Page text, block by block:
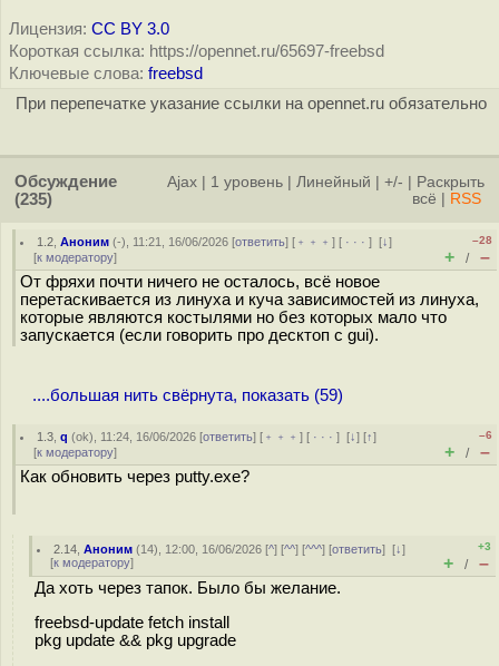
Лицензия: CC BY 3.0
Короткая ссылка: https://opennet.ru/65697-freebsd
Ключевые слова: freebsd
При перепечатке указание ссылки на opennet.ru обязательно
Обсуждение
(235)
Ajax 1 уровень Линейный +/-
Раскрыть
всё
RSS
1.2 ,Аноним (-), 11:21, 16/06/2026 [ответить] [ ﹢﹢﹢] [ · · ·][↓]
[к модератору]
–28
+ / –
От фряхи почти ничего не осталось, всё новое
перетаскивается из линуха и куча зависимостей из линуха,
которые являются костылями но без которых мало что
запускается (если говорить про десктоп с gui).
....большая нить свёрнута, показать (59)
1.3 ,q (ok), 11:24, 16/06/2026 [ответить] [ ﹢﹢﹢] [ · · ·][↓] [↑]
[к модератору]
–6
+ / –
Как обновить через putty.exe?
2.14 ,Аноним (14), 12:00, 16/06/2026 [^] [^^] [^^^] [ответить][↓]
[к модератору]
+3
+ / –
Да хоть через тапок. Было бы желание.
freebsd-update fetch install
pkg update && pkg upgrade